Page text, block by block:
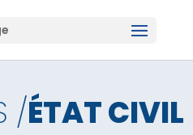
/ÉTAT CIVIL